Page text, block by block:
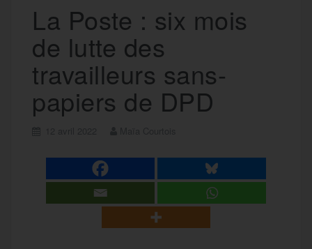
La Poste : six mois
de lutte des
travailleurs sans-
papiers de DPD